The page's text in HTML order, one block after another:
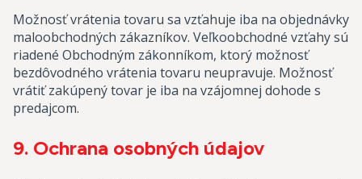
Možnosť vrátenia tovaru sa vzťahuje iba na objednávky
maloobchodných zákazníkov. Veľkoobchodné vzťahy sú
riadené Obchodným zákonníkom, ktorý možnosť
bezdôvodného vrátenia tovaru neupravuje. Možnosť
vrátiť zakúpený tovar je iba na vzájomnej dohode s
predajcom.
9. Ochrana osobných údajov